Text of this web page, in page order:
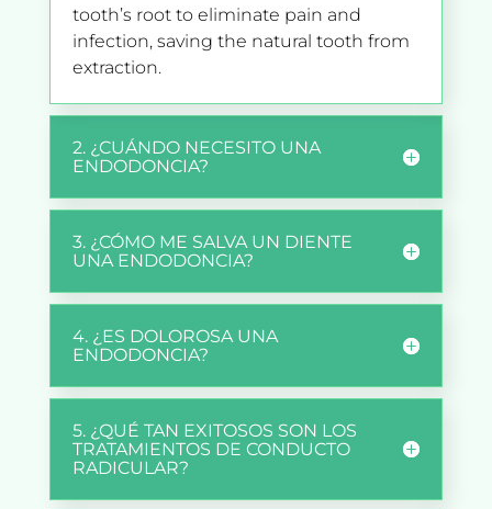
tooth’s root to eliminate pain and
infection, saving the natural tooth from
extraction.
2. ¿CUÁNDO NECESITO UNA
ENDODONCIA?
3. ¿CÓMO ME SALVA UN DIENTE
UNA ENDODONCIA?
4. ¿ES DOLOROSA UNA
ENDODONCIA?
5. ¿QUÉ TAN EXITOSOS SON LOS
TRATAMIENTOS DE CONDUCTO
RADICULAR?